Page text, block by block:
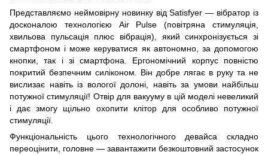
Представляємо неймовірну новинку від Satisfyer — вібратор із
досконалою технологією Air Pulse (повітряна стимуляція,
хвильова пульсація плюс вібрація), який синхронізується зі
смартфоном і може керуватися як автономно, за допомогою
кнопки, так і зі смартфона. Ергономічний корпус повністю
покритий безпечним силіконом. Він добре лягає в руку та не
вислизає навіть із вологої долоні, навіть за умови найбільш
потужної стимуляції! Отвір для вакууму в цій моделі невеликий
і дає змогу щільно охопити клітор для особливо потужної
стимуляції.
Функціональність цього технологічного девайса складно
переоцінити, головне — завантажити безкоштовний застосунок